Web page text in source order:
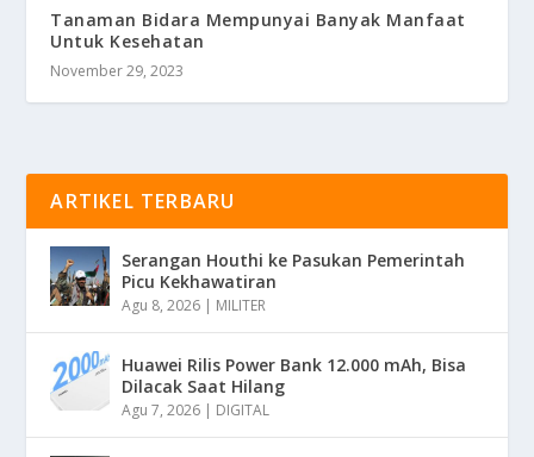
Tanaman Bidara Mempunyai Banyak Manfaat
Untuk Kesehatan
November 29, 2023
ARTIKEL TERBARU
Serangan Houthi ke Pasukan Pemerintah
Picu Kekhawatiran
Agu 8, 2026 | MILITER
Huawei Rilis Power Bank 12.000 mAh, Bisa
Dilacak Saat Hilang
Agu 7, 2026 | DIGITAL